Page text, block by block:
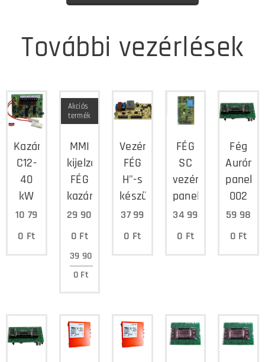
További vezérlések
Kazánvezérlés
C12-
40
kW
10 79
0 Ft
MMI
kijelzőpanel
FÉG
kazánokhoz
Akciós
termék
29 90
0 Ft
39 90
0 Ft
Vezérlőpanel
FÉG
H"-s
készülékekhez
37 99
0 Ft
FÉG
SC
vezérlő
panel
34 99
0 Ft
Fég
Auróra
panel
002
59 98
0 Ft